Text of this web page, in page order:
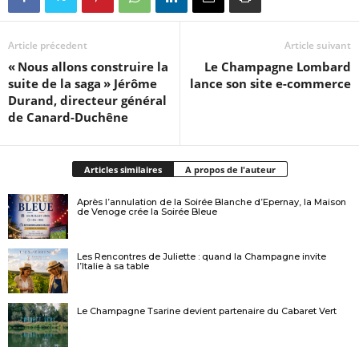
Article précedent
« Nous allons construire la
suite de la saga » Jérôme
Durand, directeur général
de Canard-Duchêne
Article suivant
Le Champagne Lombard
lance son site e-commerce
Articles similaires A propos de l'auteur
Après l’annulation de la Soirée Blanche d’Epernay, la Maison
de Venoge crée la Soirée Bleue
Les Rencontres de Juliette : quand la Champagne invite
l’Italie à sa table
Le Champagne Tsarine devient partenaire du Cabaret Vert